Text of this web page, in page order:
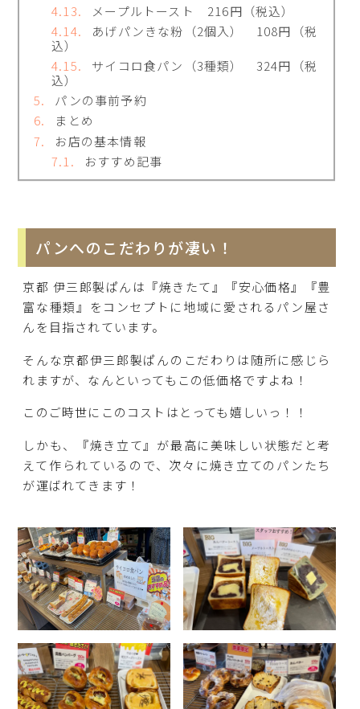
メープルトースト 216円（税込）
あげパンきな粉（2個入） 108円（税
込）
サイコロ食パン（3種類） 324円（税
込）
パンの事前予約
まとめ
お店の基本情報
おすすめ記事
パンへのこだわりが凄い！
京都 伊三郎製ぱんは『焼きたて』『安心価格』『豊
富な種類』をコンセプトに地域に愛されるパン屋さ
んを目指されています。
そんな京都伊三郎製ぱんのこだわりは随所に感じら
れますが、なんといってもこの低価格ですよね！
このご時世にこのコストはとっても嬉しいっ！！
しかも、『焼き立て』が最高に美味しい状態だと考
えて作られているので、次々に焼き立てのパンたち
が運ばれてきます！